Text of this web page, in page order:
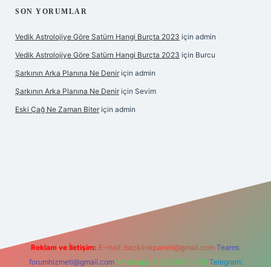
SON YORUMLAR
Vedik Astrolojiye Göre Satürn Hangi Burçta 2023 için admin
Vedik Astrolojiye Göre Satürn Hangi Burçta 2023 için Burcu
Şarkının Arka Planına Ne Denir için admin
Şarkının Arka Planına Ne Denir için Sevim
Eski Çağ Ne Zaman Biter için admin
Reklam ve İletişim: E-mail: backlinkpaneli@gmail.com Teams:
forumhizmeti@gmail.com Whatsapp: 0262 606 0 726 Telegram: